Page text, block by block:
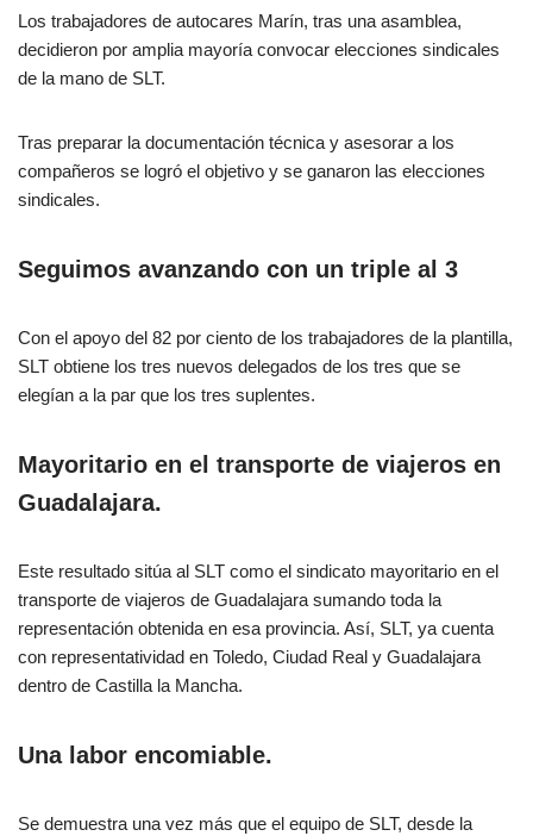
Los trabajadores de autocares Marín, tras una asamblea,
decidieron por amplia mayoría convocar elecciones sindicales
de la mano de SLT.
Tras preparar la documentación técnica y asesorar a los
compañeros se logró el objetivo y se ganaron las elecciones
sindicales.
Seguimos avanzando con un triple al 3
Con el apoyo del 82 por ciento de los trabajadores de la plantilla,
SLT obtiene los tres nuevos delegados de los tres que se
elegían a la par que los tres suplentes.
Mayoritario en el transporte de viajeros en
Guadalajara.
Este resultado sitúa al SLT como el sindicato mayoritario en el
transporte de viajeros de Guadalajara sumando toda la
representación obtenida en esa provincia. Así, SLT, ya cuenta
con representatividad en Toledo, Ciudad Real y Guadalajara
dentro de Castilla la Mancha.
Una labor encomiable.
Se demuestra una vez más que el equipo de SLT, desde la